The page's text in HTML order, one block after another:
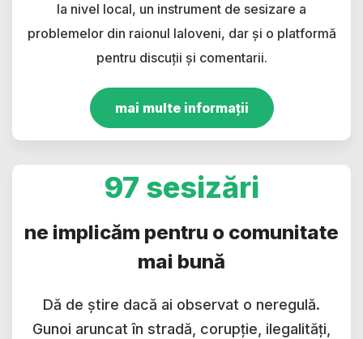
la nivel local, un instrument de sesizare a
problemelor din raionul Ialoveni, dar și o platformă
pentru discuții și comentarii.
mai multe informații
97 sesizări
ne implicăm pentru o comunitate
mai bună
Dă de știre dacă ai observat o neregulă.
Gunoi aruncat în stradă, corupție, ilegalități,